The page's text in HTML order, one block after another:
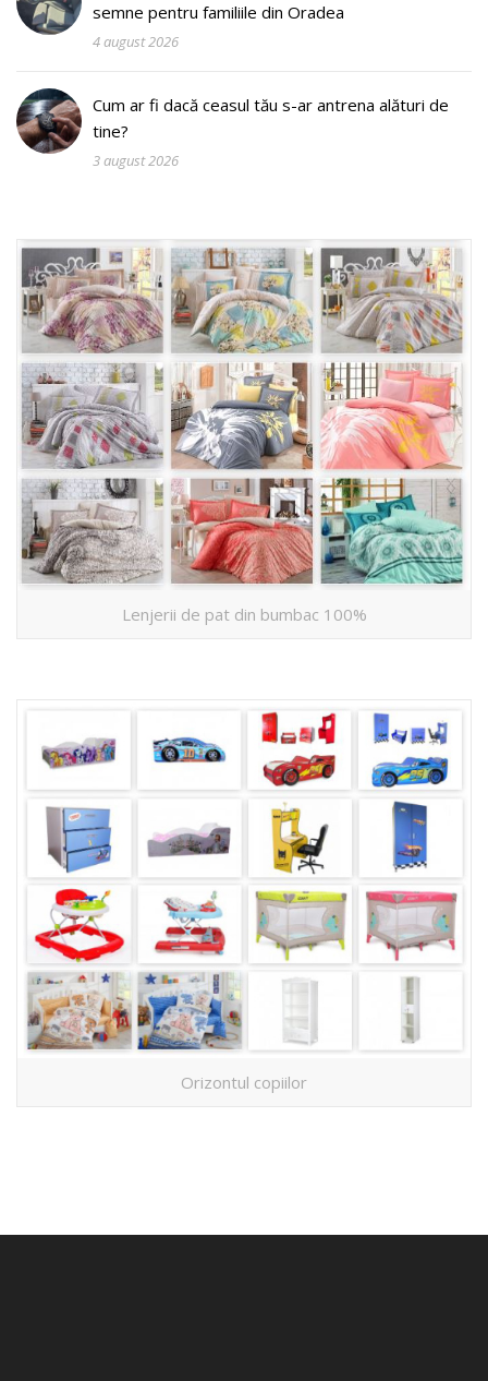
semne pentru familiile din Oradea
4 august 2026
Cum ar fi dacă ceasul tău s-ar antrena alături de
tine?
3 august 2026
Lenjerii de pat din bumbac 100%
Orizontul copiilor